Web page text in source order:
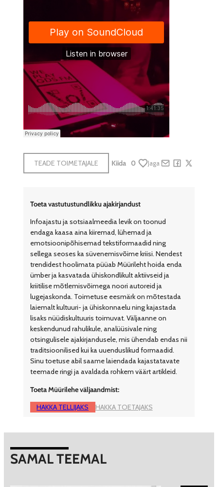
TEADE TOIMETAJALE Kiida 0 Jaga
Toeta vastutustundlikku ajakirjandust
Infoajastu ja sotsiaalmeedia levik on toonud
endaga kaasa aina kiiremad, lühemad ja
emotsioonipõhisemad tekstiformaadid ning
sellega seoses ka süvenemisvõime kriisi. Nendest
trendidest hoolimata püüab Müürileht hoida enda
ümber ja kasvatada ühiskondlikult aktiivseid ja
kriitilise mõtlemisvõimega noori autoreid ja
lugejaskonda. Toimetuse eesmärk on mõtestada
laiemalt kultuuri- ja ühiskonnaelu ning kajastada
lisaks nüüdiskultuuris toimuvat. Väljaanne on
keskendunud rahulikule, analüüsivale ning
otsingulisele ajakirjandusele, mis ühendab endas nii
traditsioonilised kui ka uuenduslikud formaadid.
Sinu toetuse abil saame laiendada kajastatavate
teemade ringi ja avaldada rohkem väärt artikleid.
Toeta Müürilehe väljaandmist:
HAKKA TELLIJAKS HAKKA TOETAJAKS
SAMAL TEEMAL